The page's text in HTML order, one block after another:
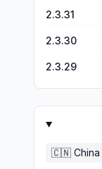
2.3.31
2.3.30
2.3.29
🇨🇳 China